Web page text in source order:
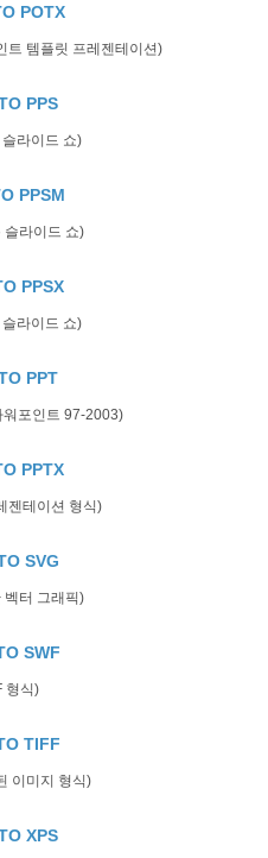
POTX
트 템플릿 프레젠테이션)
PPS
라이드 쇼)
PPSM
슬라이드 쇼)
PPSX
라이드 쇼)
PPT
포인트 97-2003)
PPTX
젠테이션 형식)
SVG
벡터 그래픽)
SWF
형식)
TIFF
이미지 형식)
XPS